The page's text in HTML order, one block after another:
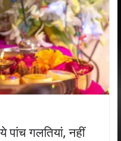
गलतियां, नहीं